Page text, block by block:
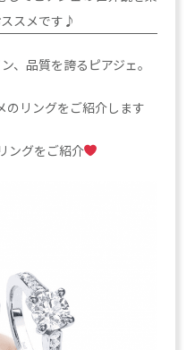
スメです♪
、品質を誇るピアジェ。
のリングをご紹介します
ングをご紹介